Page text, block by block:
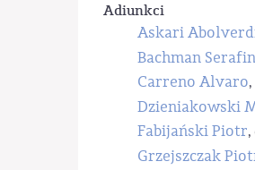
Adiunkci
Askari
Bachman Serafin
Carreno Alvaro
Dzieniakowski
Fabijański Piotr,
Grzejszczak